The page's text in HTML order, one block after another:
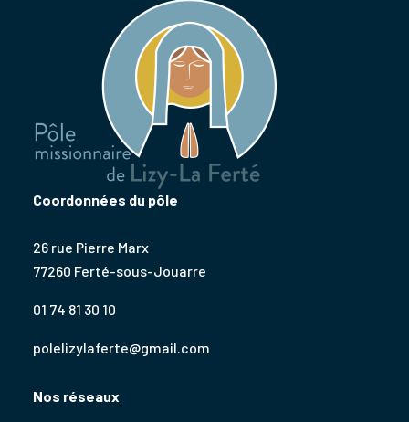
Coordonnées du pôle
26 rue Pierre Marx
77260 Ferté-sous-Jouarre
01 74 81 30 10
polelizylaferte@gmail.com
Nos réseaux